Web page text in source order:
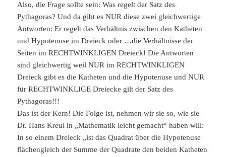
Also, die Frage sollte sein: Was regelt der Satz des
Pythagoras? Und da gibt es NUR diese zwei gleichwertige
Antworten: Er regelt das Verhältnis zwischen den Katheten
und Hypotenuse im Dreieck oder …die Verhältnisse der
Seiten im RECHTWINKLIGEN Dreieck! Die Antworten
sind gleichwertig weil NUR im RECHTWINKLIGEN
Dreieck gibt es die Katheten und die Hypotenuse und NUR
für RECHTWINKLIGE Dreiecke gilt der Satz des
Pythagoras!!!
Das ist der Kern! Die Folge ist, nehmen wir sie so, wie sie
Dr. Hans Kreul in „Mathematik leicht gemacht“ haben will:
In so einem Dreieck „ist das Quadrat über die Hypotenuse
flächengleich der Summe der Quadrate den beiden Katheten